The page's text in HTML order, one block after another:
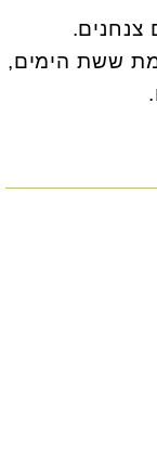
צנחנים.
ששת הימים,
.